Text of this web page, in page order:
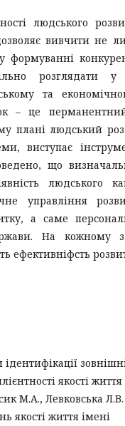
людського
вивчити не
формуванні
розглядати у
та
– це
плані людський
виступає
що
людського
управління
а саме
На кожному
ефективніфсть
якості життя
М.А., Левковська Л.В.
якості життя імені